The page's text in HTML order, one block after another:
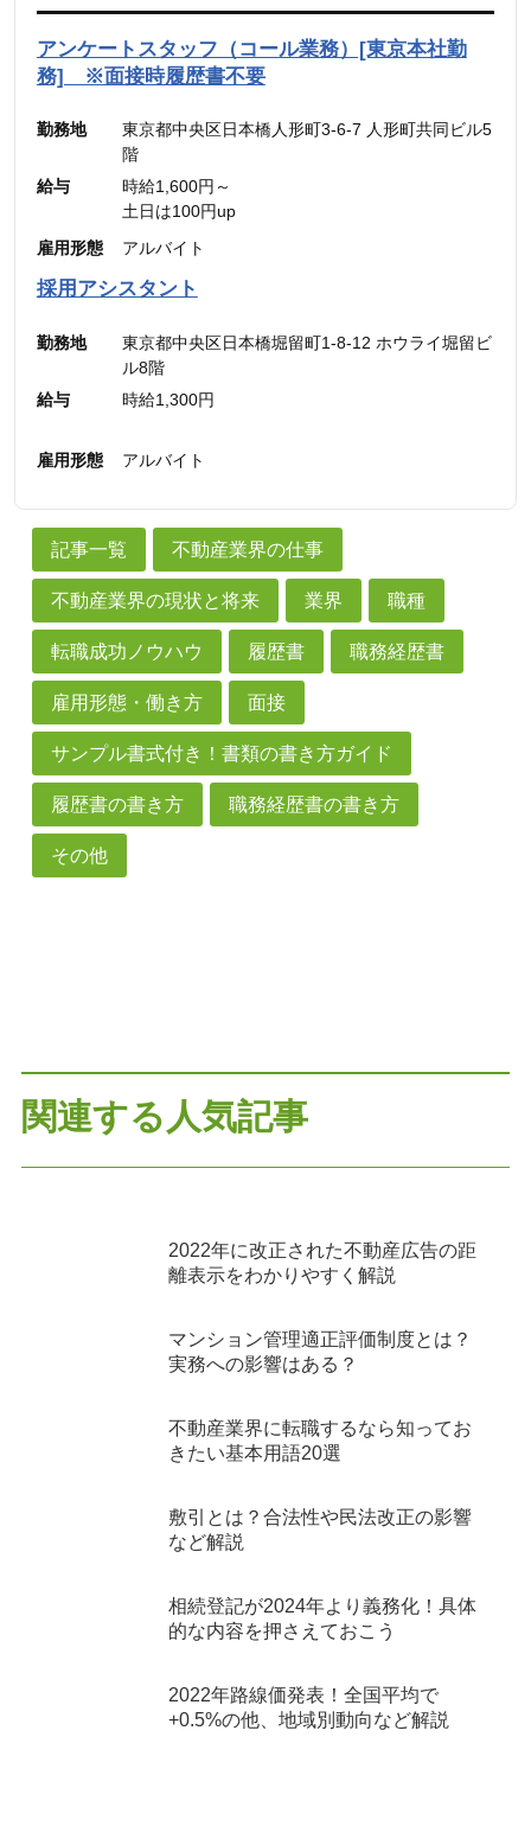
5,600円】含む。）
※45時間を超える時間外労働分についての割増賃
金は別途追加支給
円】）
（45時間を超える時間外労働分についての割増賃
金は別途追加支給）
アンケートスタッフ（コール業務）[東京本社勤
務] ※面接時履歴書不要
勤務地
東京都中央区日本橋人形町3-6-7 人形町共同ビル5
階
給与
時給1,600円～
土日は100円up
雇用形態
アルバイト
採用アシスタント
勤務地
東京都中央区日本橋堀留町1-8-12 ホウライ堀留ビ
ル8階
給与
時給1,300円
雇用形態 アルバイト
記事一覧 不動産業界の仕事
不動産業界の現状と将来 業界 職種
転職成功ノウハウ 履歴書 職務経歴書
雇用形態・働き方 面接
サンプル書式付き！書類の書き方ガイド
履歴書の書き方 職務経歴書の書き方
その他
関連する人気記事
2022年に改正された不動産広告の距
離表示をわかりやすく解説
マンション管理適正評価制度とは？
実務への影響はある？
不動産業界に転職するなら知ってお
きたい基本用語20選
敷引とは？合法性や民法改正の影響
など解説
相続登記が2024年より義務化！具体
的な内容を押さえておこう
2022年路線価発表！全国平均で
+0.5%の他、地域別動向など解説